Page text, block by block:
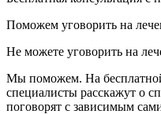
Поможем уговорить на
Не можете уговорить на
Мы поможем. На
специалисты расскажут о
поговорят с зависимым